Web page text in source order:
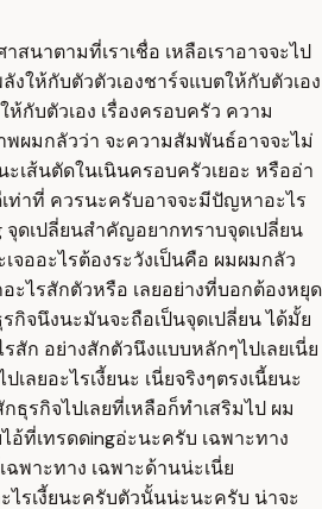
สนาตามที่เราเชื่อ เหลือเราอาจจะไป
ให้กับตัวตัวเองชาร์จแบตให้กับตัวเอง
กับตัวเอง เรื่องครอบครัว ความ
ผมกลัวว่า จะความสัมพันธ์อาจจะไม่
เส้นตัดในเนินครอบครัวเยอะ หรืออ่า
ท่าที่ ควรนะครับอาจจะมีปัญหาอะไร
จุดเปลี่ยนสำคัญอยากทราบจุดเปลี่ยน
จออะไรต้องระวังเป็นคือ ผมผมกลัว
ะไรสักตัวหรือ เลยอย่างที่บอกต้องหยุด
กิจนึงนะมันจะถือเป็นจุดเปลี่ยน ได้มั้ย
สัก อย่างสักตัวนึงแบบหลักๆไปเลยเนี่ย
ลยอะไรเงี้ยนะ เนี่ยจริงๆตรงเนี้ยนะ
รกิจไปเลยที่เหลือก็ทำเสริมไป ผม
ที่เทรดดingอ่ะนะครับ เฉพาะทาง
พาะทาง เฉพาะด้านน่ะเนี่ย
ไรเงี้ยนะครับตัวนั้นน่ะนะครับ น่าจะ